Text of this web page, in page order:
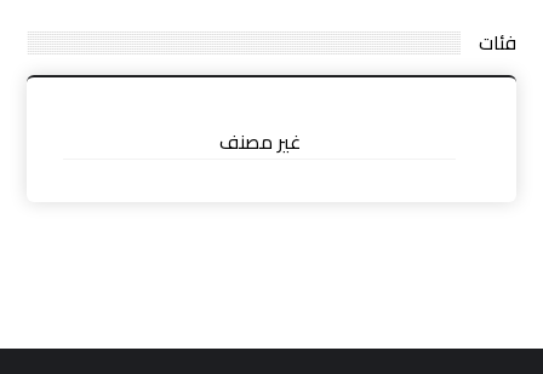
فئات
غير مصنف